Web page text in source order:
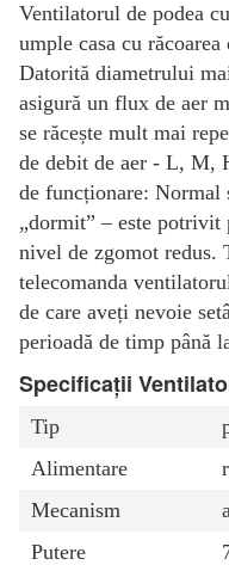
Ventilatorul de podea
umple casa cu
Datorită diametrului
asigură un flux de aer
se răcește mult mai
de debit de aer - L, M,
de funcționare: Normal
„dormit” – este potrivit
nivel de zgomot redus.
telecomanda
de care aveți nevoie
perioadă de timp până
Specificații
Tip
Alimentare
Mecanism
Putere